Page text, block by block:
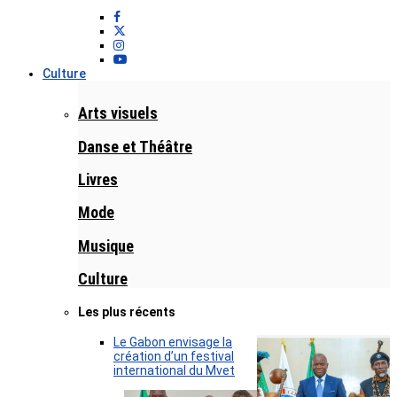
Culture
Arts visuels
Danse et Théâtre
Livres
Mode
Musique
Culture
Les plus récents
Le Gabon envisage la
création d’un festival
international du Mvet